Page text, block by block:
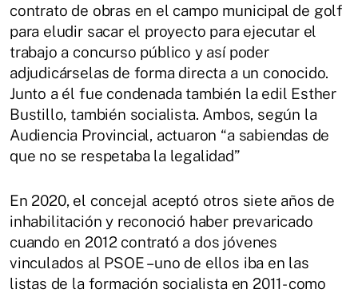
contrato de obras en el campo municipal de golf
para eludir sacar el proyecto para ejecutar el
trabajo a concurso público y así poder
adjudicárselas de forma directa a un conocido.
Junto a él fue condenada también la edil Esther
Bustillo, también socialista. Ambos, según la
Audiencia Provincial, actuaron “a sabiendas de
que no se respetaba la legalidad”
En 2020, el concejal aceptó otros siete años de
inhabilitación y reconoció haber prevaricado
cuando en 2012 contrató a dos jóvenes
vinculados al PSOE –uno de ellos iba en las
listas de la formación socialista en 2011- como